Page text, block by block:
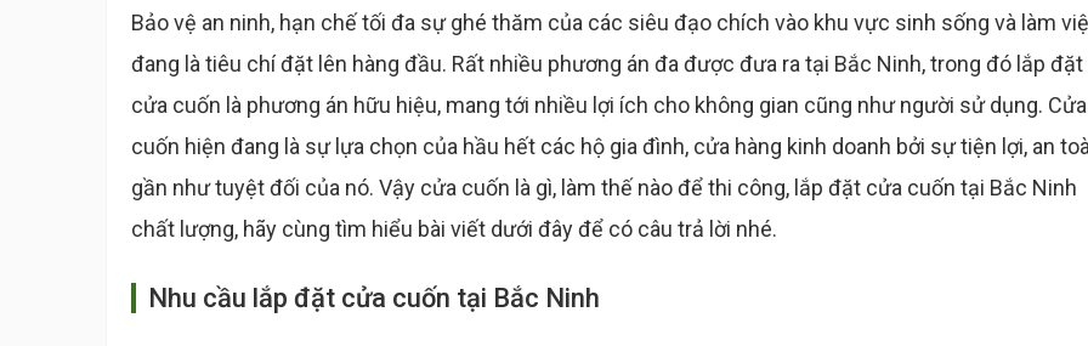
Bảo vệ an ninh, hạn chế tối đa sự ghé thăm của các siêu đạo chích vào khu vực sinh sống và làm
đang là tiêu chí đặt lên hàng đầu. Rất nhiều phương án đa được đưa ra tại Bắc Ninh, trong đó lắp đặt
cửa cuốn là phương án hữu hiệu, mang tới nhiều lợi ích cho không gian cũng như người sử dụng. Cửa
cuốn hiện đang là sự lựa chọn của hầu hết các hộ gia đình, cửa hàng kinh doanh bởi sự tiện lợi, an
gần như tuyệt đối của nó. Vậy cửa cuốn là gì, làm thế nào để thi công, lắp đặt cửa cuốn tại Bắc Ninh
chất lượng, hãy cùng tìm hiểu bài viết dưới đây để có câu trả lời nhé.
Nhu cầu lắp đặt cửa cuốn tại Bắc Ninh